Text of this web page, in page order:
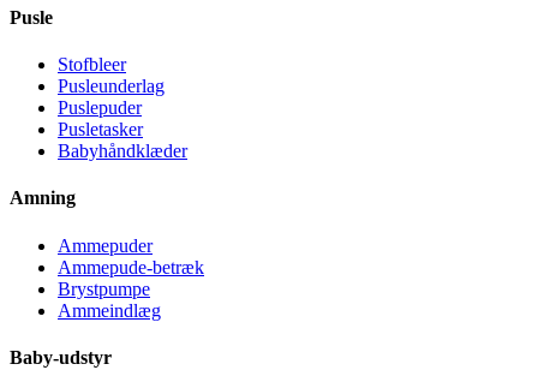
Pusle
Stofbleer
Pusleunderlag
Puslepuder
Pusletasker
Babyhåndklæder
Amning
Ammepuder
Ammepude-betræk
Brystpumpe
Ammeindlæg
Baby-udstyr